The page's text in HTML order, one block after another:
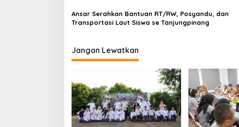
Ansar Serahkan Bantuan RT/RW, Posyandu, dan
Transportasi Laut Siswa se Tanjungpinang
Jangan Lewatkan